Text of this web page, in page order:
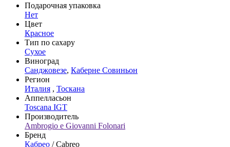
Подарочная упаковка
Нет
Цвет
Красное
Тип по сахару
Сухое
Виноград
Санджовезе, Каберне Совиньон
Регион
Италия , Тоскана
Аппелласьон
Toscana IGT
Производитель
Ambrogio e Giovanni Folonari
Бренд
Кабрео / Cabreo